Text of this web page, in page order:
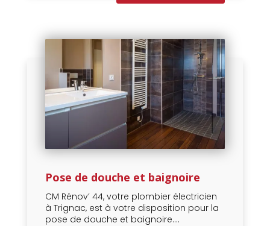
Pose de douche et baignoire
CM Rénov’ 44, votre plombier électricien
à Trignac, est à votre disposition pour la
pose de douche et baignoire....